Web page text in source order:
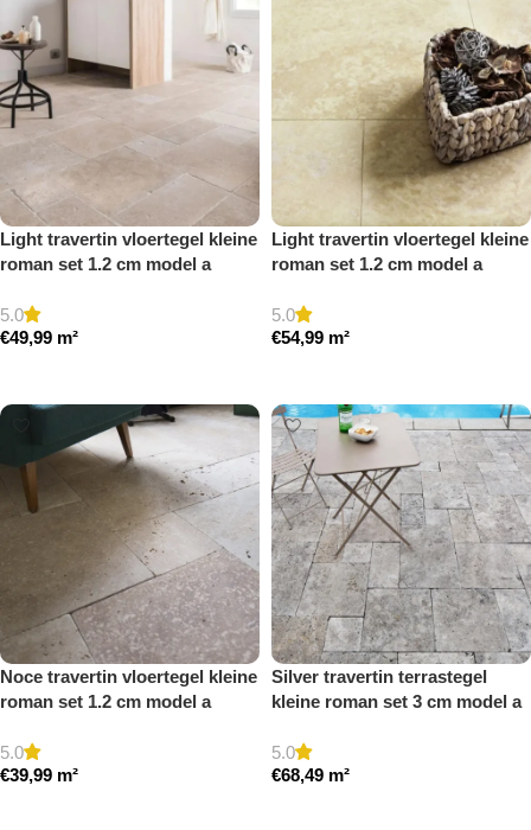
Light travertin vloertegel kleine
roman set 1.2 cm model a
5.0
€49,99 m²
Light travertin vloertegel kleine
roman set 1.2 cm model a
5.0
€54,99 m²
Noce travertin vloertegel kleine
roman set 1.2 cm model a
5.0
€39,99 m²
Silver travertin terrastegel
kleine roman set 3 cm model a
5.0
€68,49 m²